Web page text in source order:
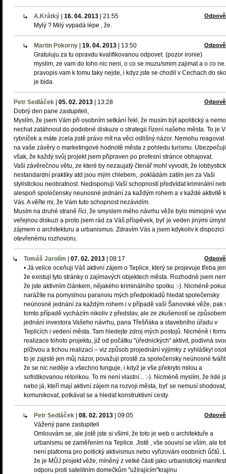
A.Krátký 16. 04. 2013 21:55
Mylý ? Milý vypadá lépe , že.
Martin Pokorny 19. 04. 2013 13:50
Gratuluju za tu opravdu kvalifikovanou odpovet. (pozor ironie)
myslim, ze vam do toho nic neni, o co se muzu/smim zajimat a o co ne.
pravopis vam k tomu taky nejde, i kdyz jste se chodil v Cechach do
je bida.
Petr Sedláček 05. 02. 2013 13:28
Dobrý den pane zastupiteli,
Myslím, že jsem Vám při osobním setkání řekl, že musím být apolitický a
nechat zatáhnout do podobné diskuze o strategii řízení našeho města. To je
rybníček a máte zcela jistě právo mít na věci odlišný názor. Nemohu reagovat
na vaše závěry o marketingové hodnotě města z pohledu turismu.
však, že každý svůj projekt jsem připraven po profesní stránce obhajovat.
Vaši závěrečnou větu, ze které by nezaujatý čtenář mohl vyvodit, že
nestandardní praktiky atd jsou mým chlebem,. pokládám zatím jen za Vaši
stylistickou neobratnost. Nedisponuji Vaší schopností předvídat kriminální
alespoň společensky neunosné jednání za každým rohem a v každé aktivitě
Vás. A věřte mi, že Vám tuto schopnost nezávidím.
Musím na druhé straně říci, že smyslem mého návrhu věže bylo mimojiné
veřejnou diskuzi a proto jsem rád za Váš příspěvek, byť je veden jinými
zájmem o architekturu a urbanismus. Zdravím Vás a jsem kdykoliv k dispozici
otevřenému rozhovoru.
Tomáš Jarolím 07. 02. 2013 08:17
• Já velice oceňuji Váš aktivní zájem o Teplice, který se projevuje třeba
že existují tyto stránky o zajímavých objektech města. Rozhodně jsem
že jste aktivním článkem, nějakého kriminálního spolku :-). Nicméně
narážíte na pomyslnou paranoiu mých předpokladů hledat společensky
neúnosné jednání za každým rohem i v případě vaší Šanovské věže, pak
tomto případě vycházím nikoliv z představ, ale ze zkušeností se způsobem
jednání investora Vašeho návrhu, pana Třešňáka a stavebního úřadu v
Teplicích i vedení města. Tam hledejte zdroj mých postojů. Nicméně i
realizace tohoto projektu, již od počátku "úřednických" aktivit, podivná
plíživou a tichou realizací – viz způsob projednání výjimky z vyhlášky!
to je zajisté jen můj názor, považuji prostě za společensky neúnosné
že se nic neděje a všechno funguje, i když je vše překryto milou a
sofistikovanou rétorikou. To mi není vlastní... :-). Nicméně myslím, že lidé
nebo já, kteří mají aktivní zájem na rozvoji města, byť se nemusí
komunikovat, potkávat se a hledat konstruktivní cesty.
Petr Sedláček 08. 02. 2013 09:05
Vážený pane zastupiteli
Omlouvám se, ale jistě jste si všiml, že toto je web o architektuře a
urbanismu se zaměřením na Teplice. Jistě , vše souvisí se vším, ale
není plaforma pro poitický aktivismus nebo vyřizováni osobních ůčtů.
že je MŮJ projekt věže, míněný z velké části jako urbanistický manifest
odporu proti satelitním domečkům "užírajícím"krajinu